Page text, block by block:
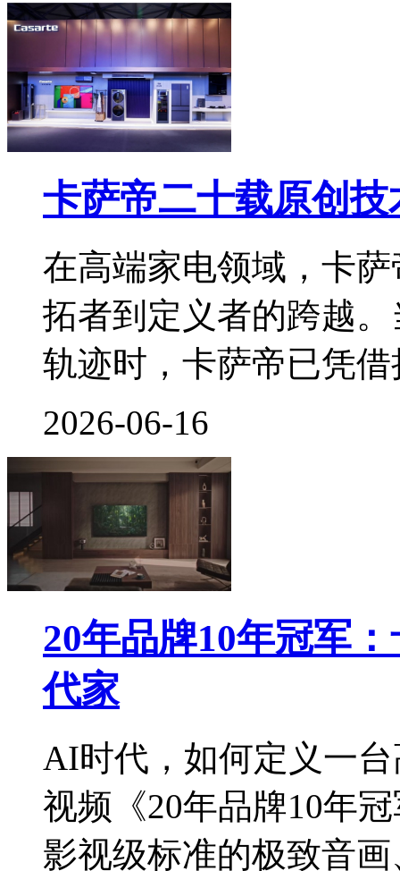
卡萨帝二十载原创
在高端家电领域，卡
拓者到定义者的跨越
轨迹时，卡萨帝已凭
2026-06-16
20年品牌10年冠军
代家
AI时代，如何定义一
视频《20年品牌10年
影视级标准的极致音画